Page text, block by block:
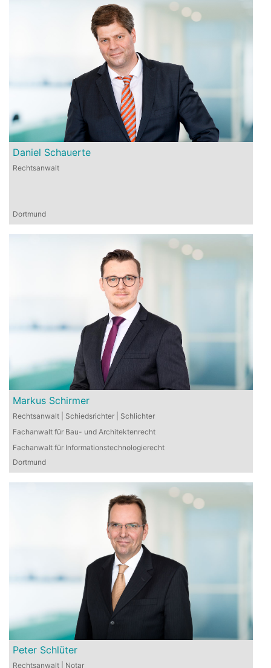
Daniel Schauerte
Rechtsanwalt
Dortmund
Markus Schirmer
Rechtsanwalt | Schiedsrichter | Schlichter
Fachanwalt für Bau- und Architektenrecht
Fachanwalt für Informationstechnologierecht
Dortmund
Peter Schlüter
Rechtsanwalt | Notar